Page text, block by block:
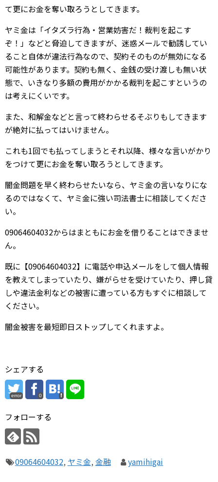
て更にお金を奪い取ろうとしてきます。
ヤミ金は「イタズラ行為・営業妨害だ！裁判を起こす
ぞ！」などと脅迫してきますが、迷惑メールで勧誘してい
ること自体が違法行為なので、契約そのものが無効になる
可能性があります。契約も無く、金銭の受け渡しも無い状
態で、いきなり多額の費用がかかる裁判を起こすというの
は考えにくいです。
また、和解金などと言って終わらせるそぶりもしてきます
が絶対に払ってはいけません。
これも1回でも払ってしまうとそれ以降、様々な言いがかり
をつけて更にお金を奪い取ろうとしてきます。
闇金問題を早く終わらせたいなら、ヤミ金の言いなりにな
るのではなくて、ヤミ金に強い司法書士に相談してくださ
い。
09064604032からはまともにお金を借りることはできませ
ん。
既に【09064604032】に電話や申込メールをして個人情報
を教えてしまっていたり、嫌がらせを受けていたり、押し貸
しや違法金利などの被害に遭っている方もすぐに相談して
ください。
闇金被害を最短即日ストップしてくれますよ。
シェアする
error 0
フォローする
09064604032, ヤミ金, 金融 yamihigai